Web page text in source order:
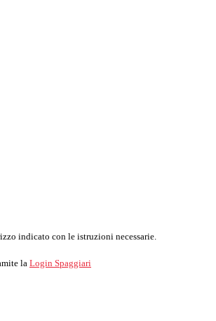
indicato con le istruzioni necessarie.
la Login Spaggiari